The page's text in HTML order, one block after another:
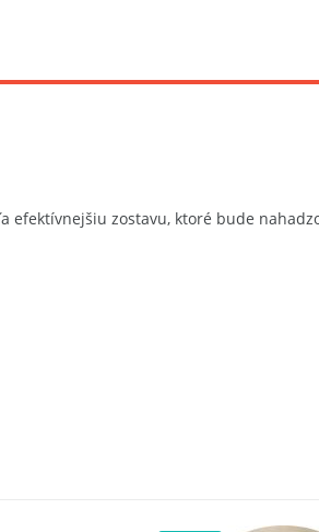
efektívnejšiu zostavu, ktoré bude